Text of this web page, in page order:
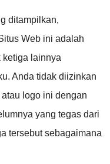
ditampilkan,
Web ini adalah
ketiga lainnya
. Anda tidak diizinkan
logo ini dengan
yang tegas dari
tersebut sebagaimana